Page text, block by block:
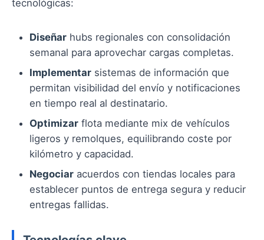
tecnológicas:
Diseñar hubs regionales con consolidación
semanal para aprovechar cargas completas.
Implementar sistemas de información que
permitan visibilidad del envío y notificaciones
en tiempo real al destinatario.
Optimizar flota mediante mix de vehículos
ligeros y remolques, equilibrando coste por
kilómetro y capacidad.
Negociar acuerdos con tiendas locales para
establecer puntos de entrega segura y reducir
entregas fallidas.